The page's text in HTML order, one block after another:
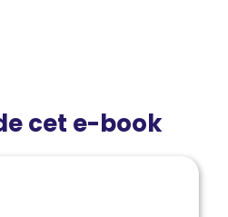
cet e-book